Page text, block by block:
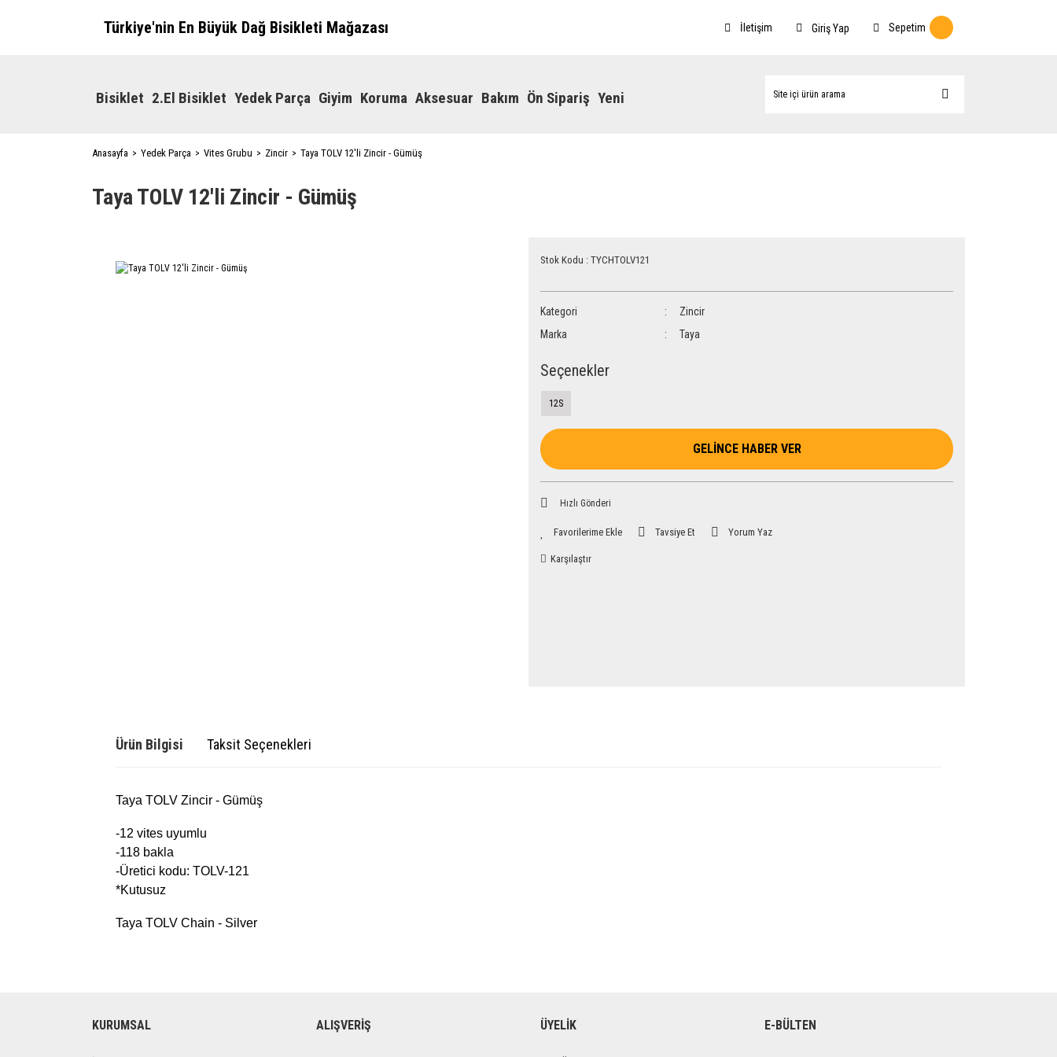
Türkiye'nin En Büyük Dağ Bisikleti Mağazası İletişim Giriş Yap Sepetim
Bisiklet 2.El Bisiklet Yedek Parça Giyim Koruma Aksesuar Bakım Ön Sipariş Yeni
Anasayfa Yedek Parça Vites Grubu Zincir Taya TOLV 12'li Zincir - Gümüş
Taya TOLV 12'li Zincir - Gümüş
Stok Kodu : TYCHTOLV121
Kategori
Zincir
Marka
Taya
Seçenekler
12S
GELİNCE HABER VER
Hızlı Gönderi
Tavsiye Et Yorum Yaz
Karşılaştır
Ürün Bilgisi Taksit Seçenekleri
Taya TOLV Zincir - Gümüş
-12 vites uyumlu
-118 bakla
-Üretici kodu: TOLV-121
*Kutusuz
Taya TOLV Chain - Silver
KURUMSAL ALIŞVERİŞ ÜYELİK E-BÜLTEN